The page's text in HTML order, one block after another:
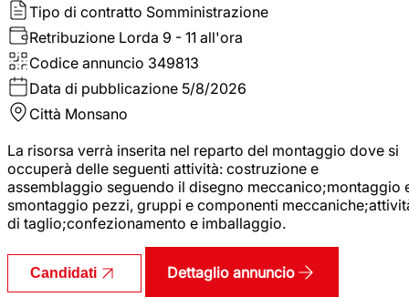
Tipo di contratto Somministrazione
Retribuzione Lorda 9 - 11 all'ora
Codice annuncio 349813
Data di pubblicazione 5/8/2026
Città Monsano
La risorsa verrà inserita nel reparto del montaggio dove si
occuperà delle seguenti attività: costruzione e
assemblaggio seguendo il disegno meccanico;montaggio
smontaggio pezzi, gruppi e componenti
di taglio;confezionamento e imballaggio.
Candidati Dettaglio annuncio